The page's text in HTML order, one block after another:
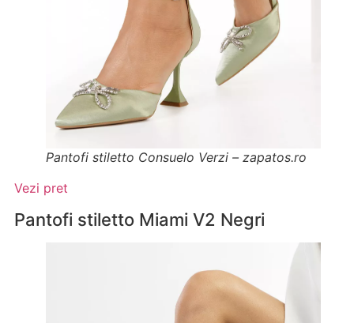
Pantofi stiletto Consuelo Verzi – zapatos.ro
Vezi pret
Pantofi stiletto Miami V2 Negri